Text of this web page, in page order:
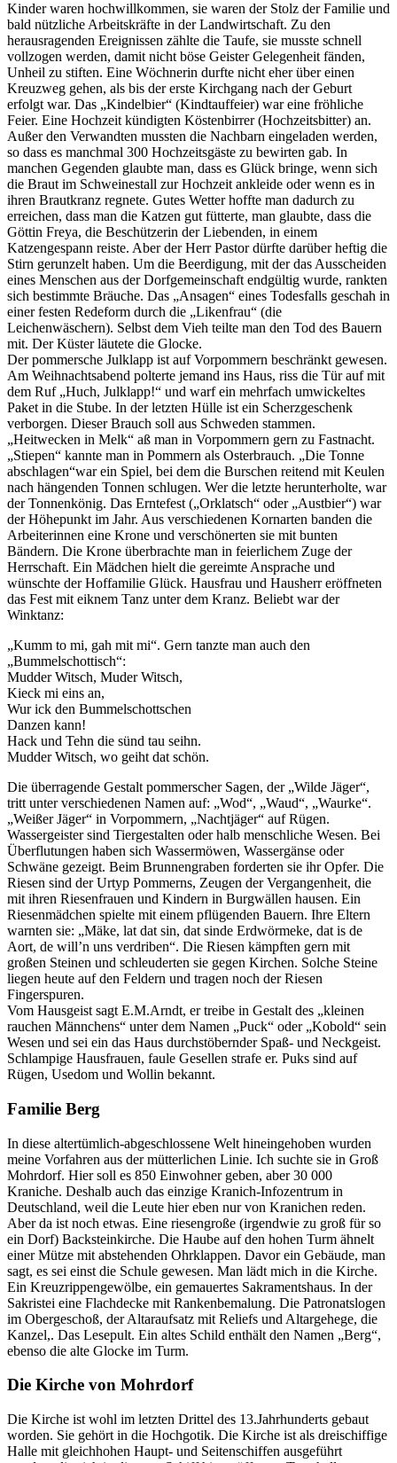
Kinder waren hochwillkommen, sie waren der Stolz der Familie und
bald nützliche Arbeitskräfte in der Landwirtschaft. Zu den
herausragenden Ereignissen zählte die Taufe, sie musste schnell
vollzogen werden, damit nicht böse Geister Gelegenheit fänden,
Unheil zu stiften. Eine Wöchnerin durfte nicht eher über einen
Kreuzweg gehen, als bis der erste Kirchgang nach der Geburt
erfolgt war. Das
Kindelbier
(Kindtauffeier) war eine fröhliche
Feier. Eine Hochzeit kündigten Köstenbirrer (Hochzeitsbitter) an.
Außer den Verwandten mussten die Nachbarn eingeladen werden,
so dass es manchmal 300 Hochzeitsgäste zu bewirten gab. In
manchen Gegenden glaubte man, dass es Glück bringe, wenn sich
die Braut im Schweinestall zur Hochzeit ankleide oder wenn es in
ihren Brautkranz regnete. Gutes Wetter hoffte man dadurch zu
erreichen, dass man die Katzen gut fütterte, man glaubte, dass die
Göttin Freya, die Beschützerin der Liebenden, in einem
Katzengespann reiste. Aber der Herr Pastor dürfte darüber heftig die
Stirn gerunzelt haben. Um die Beerdigung, mit der das Ausscheiden
eines Menschen aus der Dorfgemeinschaft endgültig wurde, rankten
sich bestimmte Bräuche. Das
Ansagen
eines Todesfalls geschah in
einer festen Redeform durch die
Likenfrau
(die
Leichenwäschern). Selbst dem Vieh teilte man den Tod des Bauern
mit. Der Küster läutete die Glocke.
Der pommersche Julklapp ist auf Vorpommern beschränkt gewesen.
Am Weihnachtsabend polterte jemand ins Haus, riss die Tür auf mit
dem Ruf Huch, Julklapp!
und warf ein mehrfach umwickeltes
Paket in die Stube. In der letzten Hülle ist ein Scherzgeschenk
verborgen. Dieser Brauch soll aus Schweden stammen.
Heitwecken in Melk
aß man in Vorpommern gern zu Fastnacht.
Stiepen
kannte man in Pommern als Osterbrauch.
Die Tonne
abschlagen war ein Spiel, bei dem die Burschen reitend mit Keulen
nach hängenden Tonnen schlugen. Wer die letzte herunterholte, war
der Tonnenkönig. Das Erntefest ( Orklatsch oder Austbier ) war
der Höhepunkt im Jahr. Aus verschiedenen Kornarten banden die
Arbeiterinnen eine Krone und verschönerten sie mit bunten
Bändern. Die Krone überbrachte man in feierlichem Zuge der
Herrschaft. Ein Mädchen hielt die gereimte Ansprache und
wünschte der Hoffamilie Glück. Hausfrau und Hausherr eröffneten
das Fest mit eiknem Tanz unter dem Kranz. Beliebt war der
Winktanz:
Kumm to mi, gah mit mi . Gern tanzte man auch den
Bummelschottisch :
Mudder Witsch, Muder Witsch,
Kieck mi eins an,
Wur ick den Bummelschottschen
Danzen kann!
Hack und Tehn die sünd tau seihn.
Mudder Witsch, wo geiht dat schön.
Die überragende Gestalt pommerscher Sagen, der Wilde Jäger ,
tritt unter verschiedenen Namen auf:
Wod , Waud , Waurke .
Weißer Jäger
in Vorpommern, Nachtjäger
auf Rügen.
Wassergeister sind Tiergestalten oder halb menschliche Wesen. Bei
Überflutungen haben sich Wassermöwen, Wassergänse oder
Schwäne gezeigt. Beim Brunnengraben forderten sie ihr Opfer. Die
Riesen sind der Urtyp Pommerns, Zeugen der Vergangenheit, die
mit ihren Riesenfrauen und Kindern in Burgwällen hausen. Ein
Riesenmädchen spielte mit einem pflügenden Bauern. Ihre Eltern
warnten sie:
Mäke, lat dat sin, dat sinde Erdwörmeke, dat is de
Aort, de will’n uns verdriben . Die Riesen kämpften gern mit
großen Steinen und schleuderten sie gegen Kirchen. Solche Steine
liegen heute auf den Feldern und tragen noch der Riesen
Fingerspuren.
Vom Hausgeist sagt E.M.Arndt, er treibe in Gestalt des
kleinen
rauchen Männchens
unter dem Namen Puck oder Kobold
sein
Wesen und sei ein das Haus durchstöbernder Spaß- und Neckgeist.
Schlampige Hausfrauen, faule Gesellen strafe er. Puks sind auf
Rügen, Usedom und Wollin bekannt.
Familie Berg
In diese altertümlich-abgeschlossene Welt hineingehoben wurden
meine Vorfahren aus der mütterlichen Linie. Ich suchte sie in Groß
Mohrdorf. Hier soll es 850 Einwohner geben, aber 30 000
Kraniche. Deshalb auch das einzige Kranich-Infozentrum in
Deutschland, weil die Leute hier eben nur von Kranichen reden.
Aber da ist noch etwas. Eine riesengroße (irgendwie zu groß für so
ein Dorf) Backsteinkirche. Die Haube auf den hohen Turm ähnelt
einer Mütze mit abstehenden Ohrklappen. Davor ein Gebäude, man
sagt, es sei einst die Schule gewesen. Man lädt mich in die Kirche.
Ein Kreuzrippengewölbe, ein gemauertes Sakramentshaus. In der
Sakristei eine Flachdecke mit Rankenbemalung. Die Patronatslogen
im Obergeschoß, der Altaraufsatz mit Reliefs und Altargehege, die
Kanzel,. Das Lesepult. Ein altes Schild enthält den Namen
Berg ,
ebenso die alte Glocke im Turm.
Die Kirche von Mohrdorf
Die Kirche ist wohl im letzten Drittel des 13.Jahrhunderts gebaut
worden. Sie gehört in die Hochgotik. Die Kirche ist als dreischiffige
Halle mit gleichhohen Haupt- und Seitenschiffen ausgeführt